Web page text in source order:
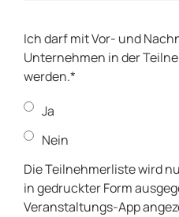
Ich darf mit Vor- und
Unternehmen in der
werden.*
Ja
Nein
Die Teilnehmerliste wird
in gedruckter Form
Veranstaltungs-App